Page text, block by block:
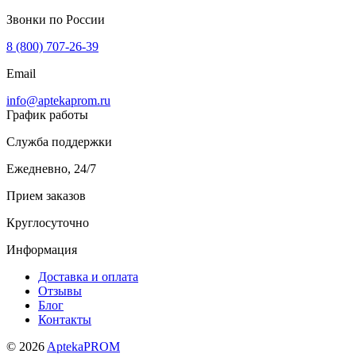
Звонки по России
8 (800) 707-26-39
Email
info@aptekaprom.ru
График работы
Служба поддержки
Ежедневно, 24/7
Прием заказов
Круглосуточно
Информация
Доставка и оплата
Отзывы
Блог
Контакты
© 2026 AptekaPROM